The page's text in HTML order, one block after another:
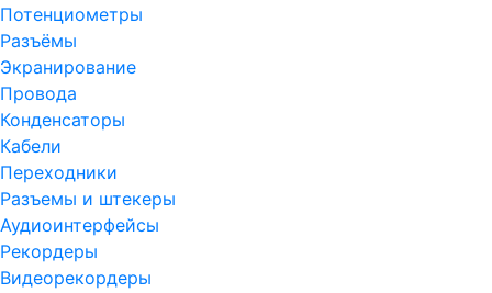
Потенциометры
Разъёмы
Экранирование
Провода
Конденсаторы
Кабели
Переходники
Разъемы и штекеры
Аудиоинтерфейсы
Рекордеры
Видеорекордеры